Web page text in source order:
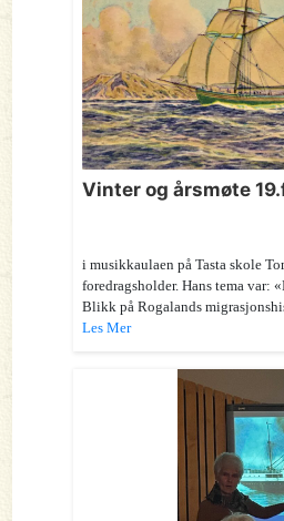
Vinter og årsmøte
i musikkaulaen på Tasta skole
foredragsholder. Hans tema var:
Blikk på Rogalands
Les Mer